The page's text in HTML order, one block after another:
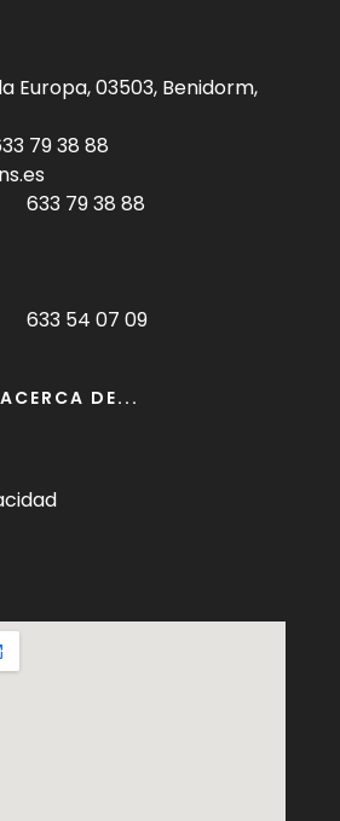
Europa, 03503, Benidorm,
79 38 88
633 79 38 88
633 54 07 09
ACERCA DE...